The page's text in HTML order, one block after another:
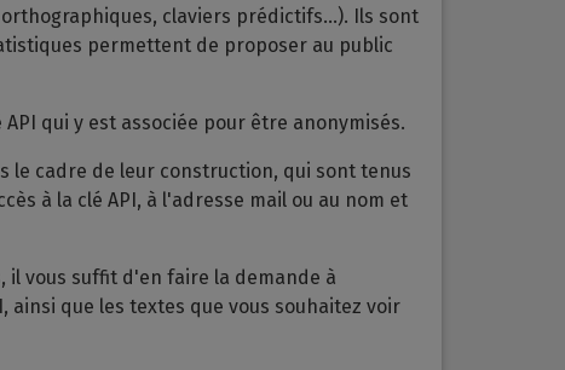
claviers prédictifs...). Ils sont
permettent de proposer au public
qui y est associée pour être anonymisés.
le cadre de leur construction, qui sont tenus
à la clé API, à l'adresse mail ou au nom et
il vous suffit d'en faire la demande à
que les textes que vous souhaitez voir